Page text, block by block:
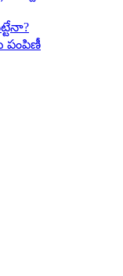
పంపిణీ